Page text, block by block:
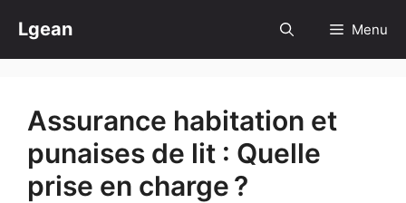
contenu
Lgean Menu
Assurance habitation et
punaises de lit : Quelle
prise en charge ?